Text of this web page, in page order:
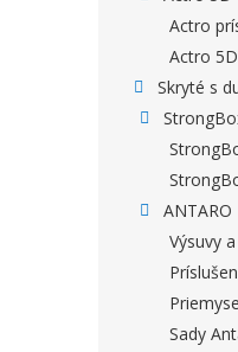
Actro
Actro
Skryté s
ANTARO
Výsuvy
Sady